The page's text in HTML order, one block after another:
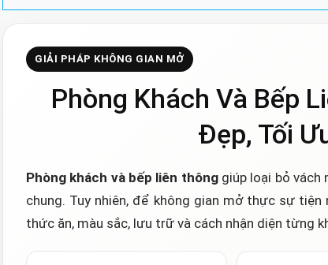
GIẢI PHÁP KHÔNG GIAN MỞ
Phòng Khách Và Bếp
Đẹp, Tối
Phòng khách và bếp liên thônggiúp loại bỏ vách
chung. Tuy nhiên, để không gian mở thực sự
thức ăn, màu sắc, lưu trữ và cách nhận diện từng